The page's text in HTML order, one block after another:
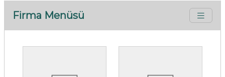
Firma Menüsü